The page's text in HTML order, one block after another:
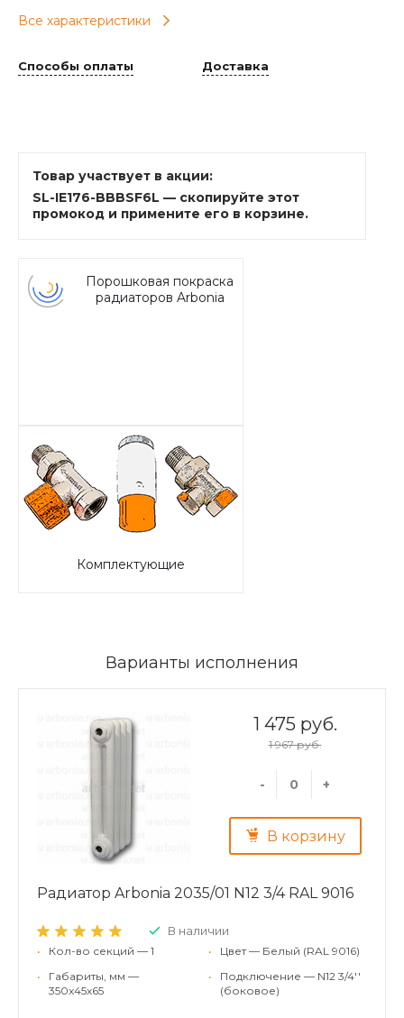
Все характеристики
Способы оплаты Доставка
Товар участвует в акции:
SL-IE176-BBBSF6L — скопируйте этот
промокод и примените его в корзине.
Порошковая покраска
радиаторов Arbonia
Комплектующие
Варианты исполнения
1 475 руб.
1 967 руб.
- +
В корзину
Радиатор Arbonia 2035/01 N12 3/4 RAL 9016
В наличии
•
Кол-во секций — 1
•
Габариты, мм —
350x45x65
•
Цвет — Белый (RAL 9016)
•
Подключение — N12 3/4''
(боковое)